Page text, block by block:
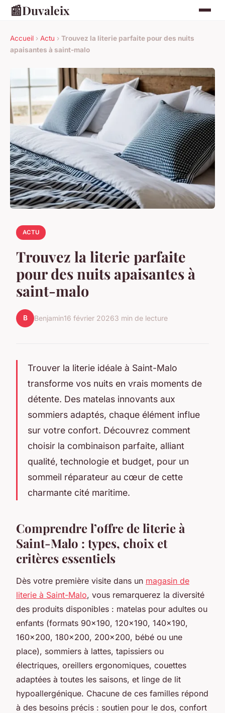
📰Duvaleix
Accueil › Actu › Trouvez la literie parfaite pour des nuits
apaisantes à saint-malo
ACTU
Trouvez la literie parfaite
pour des nuits apaisantes à
saint-malo
B Benjamin16 février 20263 min de lecture
Trouver la literie idéale à Saint-Malo
transforme vos nuits en vrais moments de
détente. Des matelas innovants aux
sommiers adaptés, chaque élément influe
sur votre confort. Découvrez comment
choisir la combinaison parfaite, alliant
qualité, technologie et budget, pour un
sommeil réparateur au cœur de cette
charmante cité maritime.
Comprendre l’offre de literie à
Saint-Malo : types, choix et
critères essentiels
Dès votre première visite dans un magasin de
literie à Saint-Malo, vous remarquerez la diversité
des produits disponibles : matelas pour adultes ou
enfants (formats 90x190, 120x190, 140x190,
160x200, 180x200, 200x200, bébé ou une
place), sommiers à lattes, tapissiers ou
électriques, oreillers ergonomiques, couettes
adaptées à toutes les saisons, et linge de lit
hypoallergénique. Chacune de ces familles répond
à des besoins précis : soutien pour le dos, confort